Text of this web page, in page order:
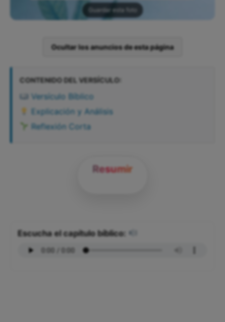
Guardar esta foto
Ocultar los anuncios de esta página
CONTENIDO DEL VERSÍCULO:
Versículo Bíblico
Explicación y Análisis
Reflexión Corta
Resumir
Escucha el capítulo bíblico: